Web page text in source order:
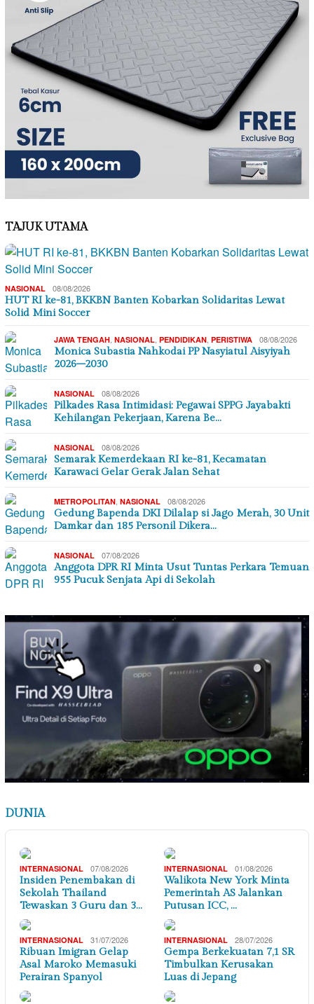
TAJUK UTAMA
NASIONAL 08/08/2026
HUT RI ke-81, BKKBN Banten Kobarkan Solidaritas Lewat
Solid Mini Soccer
JAWA TENGAH NASIONAL PENDIDIKAN PERISTIWA 08/08/2026
Monica Subastia Nahkodai PP Nasyiatul Aisyiyah
2026–2030
NASIONAL 08/08/2026
Pilkades Rasa Intimidasi: Pegawai SPPG Jayabakti
Kehilangan Pekerjaan, Karena Be…
NASIONAL 08/08/2026
Semarak Kemerdekaan RI ke-81, Kecamatan
Karawaci Gelar Gerak Jalan Sehat
METROPOLITAN NASIONAL 08/08/2026
Gedung Bapenda DKI Dilalap si Jago Merah, 30 Unit
Damkar dan 185 Personil Dikera…
NASIONAL 07/08/2026
Anggota DPR RI Minta Usut Tuntas Perkara Temuan
955 Pucuk Senjata Api di Sekolah
DUNIA
INTERNASIONAL 07/08/2026
Insiden Penembakan di
Sekolah Thailand
Tewaskan 3 Guru dan 3…
INTERNASIONAL 01/08/2026
Walikota New York Minta
Pemerintah AS Jalankan
Putusan ICC, …
INTERNASIONAL 31/07/2026
Ribuan Imigran Gelap
Asal Maroko Memasuki
Perairan Spanyol
INTERNASIONAL 28/07/2026
Gempa Berkekuatan 7,1 SR
Timbulkan Kerusakan
Luas di Jepang